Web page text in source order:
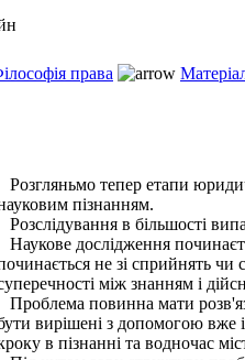
права
Розгляньмо тепер етапи
пізнанням.
Розслідування в більшості
Наукове дослідження
не зі сприйнять
між знанням і
Проблема повинна мати
вирішені з допомогою вже
в пізнанні та водночас